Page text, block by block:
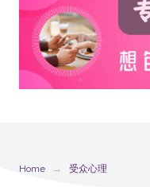
Home 受众心理